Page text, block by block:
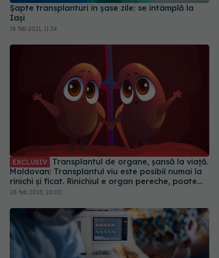
Șapte transplanturi în șase zile: se întâmplă la
Iași
18 feb 2021, 11:34
EXCLUSIV
Moldovan: Transplantul viu este posibil numai la
rinichi și ficat. Rinichiul e organ pereche, poate
donat unul din ei. Ficatul poate fi donat o parte
28 feb 2023, 20:00